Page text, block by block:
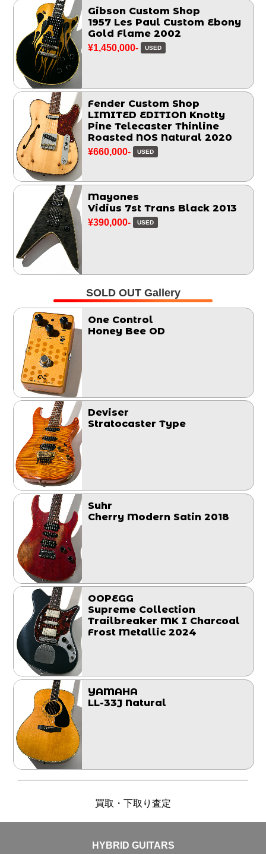
Gibson Custom Shop
1957 Les Paul Custom Ebony
Gold Flame 2002
¥1,450,000- USED
Fender Custom Shop
LIMITED EDITION Knotty
Pine Telecaster Thinline
Roasted NOS Natural 2020
¥660,000- USED
Mayones
Vidius 7st Trans Black 2013
¥390,000- USED
SOLD OUT Gallery
One Control
Honey Bee OD
Deviser
Stratocaster Type
Suhr
Cherry Modern Satin 2018
OOPEGG
Supreme Collection
Trailbreaker MK I Charcoal
Frost Metallic 2024
YAMAHA
LL-33J Natural
買取・下取り査定
HYBRID GUITARS